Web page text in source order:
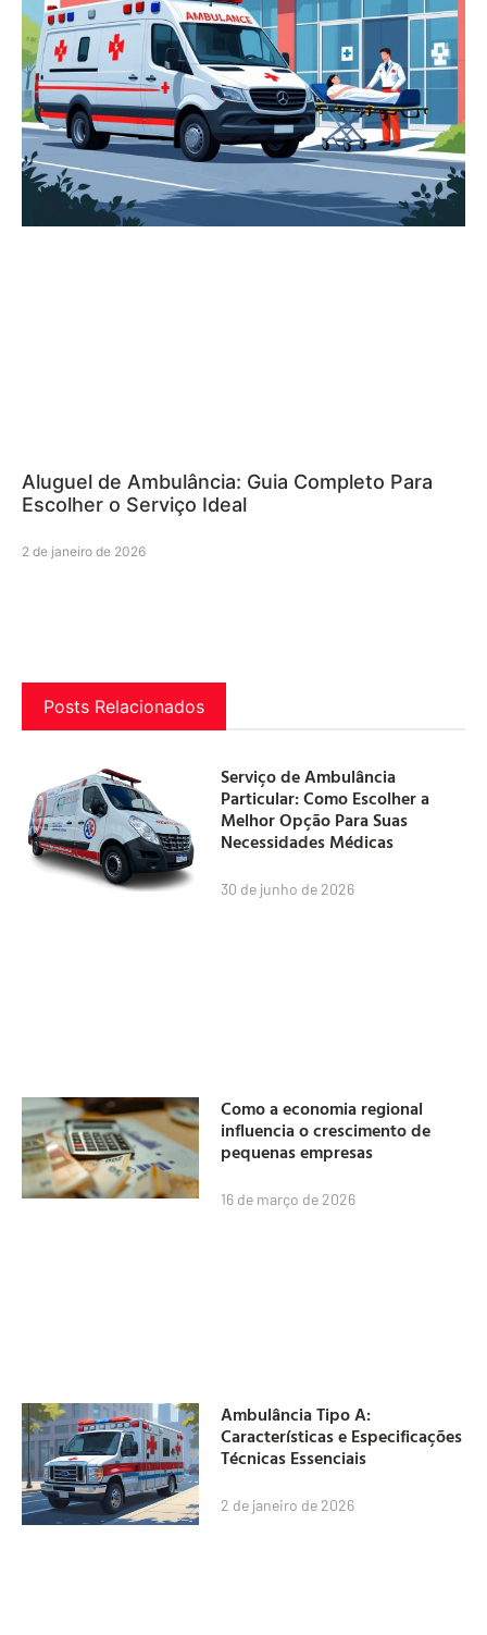
Aluguel de Ambulância: Guia Completo Para
Escolher o Serviço Ideal
2 de janeiro de 2026
Posts Relacionados
Serviço de Ambulância
Particular: Como Escolher a
Melhor Opção Para Suas
Necessidades Médicas
30 de junho de 2026
Como a economia regional
influencia o crescimento de
pequenas empresas
16 de março de 2026
Ambulância Tipo A:
Características e Especificações
Técnicas Essenciais
2 de janeiro de 2026